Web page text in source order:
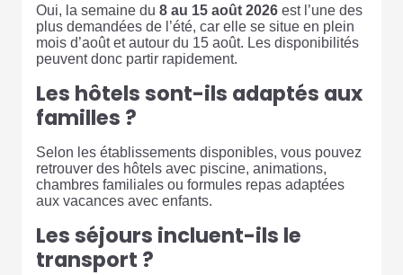
Oui, la semaine du 8 au 15 août 2026 est l’une des
plus demandées de l’été, car elle se situe en plein
mois d’août et autour du 15 août. Les disponibilités
peuvent donc partir rapidement.
Les hôtels sont-ils adaptés aux
familles ?
Selon les établissements disponibles, vous pouvez
retrouver des hôtels avec piscine, animations,
chambres familiales ou formules repas adaptées
aux vacances avec enfants.
Les séjours incluent-ils le
transport ?